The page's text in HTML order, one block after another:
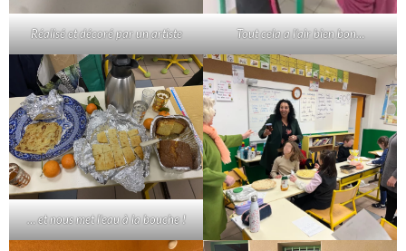
Réalisé et décoré par un artiste Tout cela a l’air bien bon…
… et nous met l’eau à la bouche !